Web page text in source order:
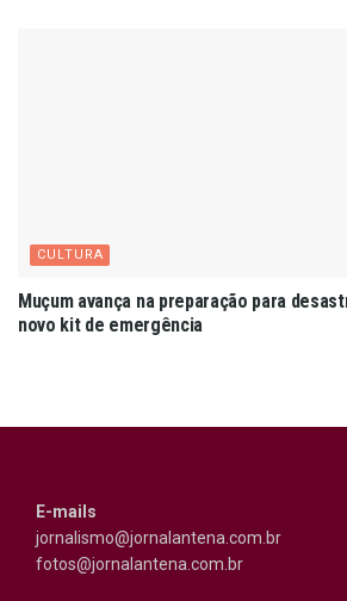
CULTURA
Muçum avança na preparação para
novo kit de emergência
E-mails
jornalismo@jornalantena.com.br
fotos@jornalantena.com.br